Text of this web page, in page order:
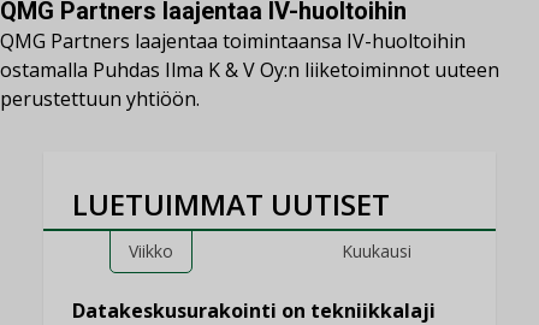
QMG Partners laajentaa IV-huoltoihin
QMG Partners laajentaa toimintaansa IV-huoltoihin
ostamalla Puhdas Ilma K & V Oy:n liiketoiminnot uuteen
perustettuun yhtiöön.
LUETUIMMAT UUTISET
Viikko Kuukausi
Datakeskusurakointi on tekniikkalaji